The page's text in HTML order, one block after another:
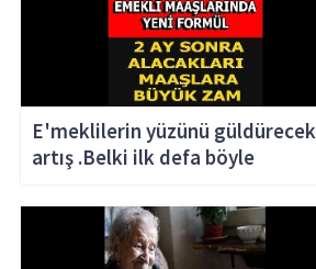
E'meklilerin yüzünü güldürecek
artış .Belki ilk defa böyle